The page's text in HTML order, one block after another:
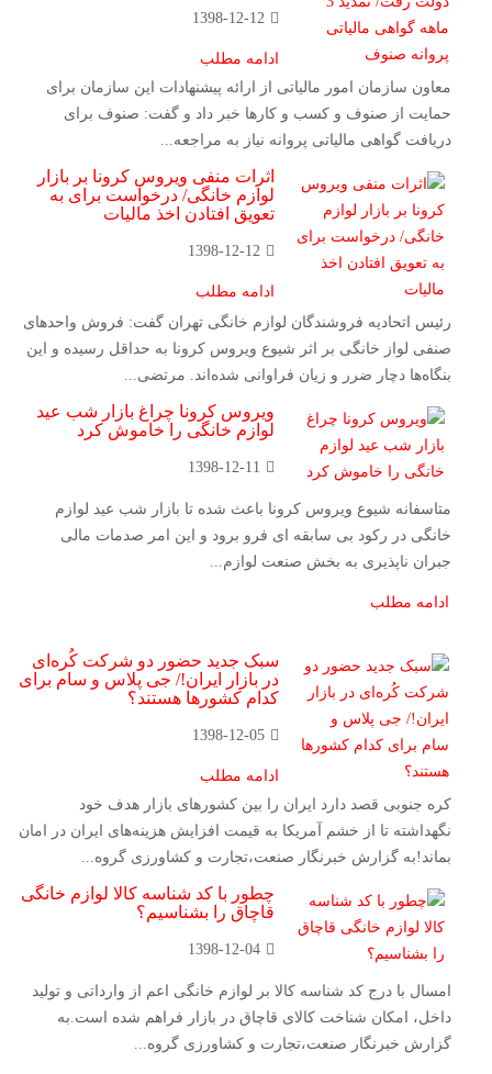
1398-12-12
معاون سازمان امور مالیاتی از ارائه پیشنهادات این سازمان برای
حمایت از صنوف و کسب و کارها خبر داد و گفت: صنوف برای
دریافت گواهی مالیاتی پروانه نیاز به مراجعه...
ادامه مطلب
اثرات منفی ویروس کرونا بر بازار
لوازم خانگی/ درخواست برای به
تعویق افتادن اخذ مالیات
1398-12-12
رئیس اتحادیه فروشندگان لوازم خانگی تهران گفت:‌ فروش واحدهای
صنفی لواز خانگی بر اثر شیوع ویروس کرونا به حداقل رسیده و این
بنگاه‌ها دچار ضرر و زیان فراوانی شده‌اند. مرتضی...
ادامه مطلب
ویروس کرونا چراغ بازار شب عید
لوازم خانگی را خاموش کرد
1398-12-11
متاسفانه شیوع ویروس کرونا باعث شده تا بازار شب عید لوازم
خانگی در رکود بی سابقه ای فرو برود و این امر صدمات مالی
جبران ناپذیری به بخش صنعت لوازم...
ادامه مطلب
سبک جدید حضور دو شرکت کُره‌ای‌
در بازار ایران!/ جی پلاس و سام برای
کدام کشورها هستند؟
1398-12-05
کره جنوبی قصد دارد ایران را بین کشور‌های بازار هدف خود
نگهداشته تا از خشم آمریکا به قیمت افزایش هزینه‌های ایران در امان
بماند!به گزارش خبرنگار صنعت،تجارت و کشاورزی گروه...
ادامه مطلب
چطور با کد شناسه کالا لوازم خانگی
قاچاق را بشناسیم؟
1398-12-04
امسال با درج کد شناسه کالا بر لوازم خانگی اعم از وارداتی و تولید
داخل، امکان شناخت کالای قاچاق در بازار فراهم شده است.به
گزارش خبرنگار صنعت،تجارت و کشاورزی گروه...